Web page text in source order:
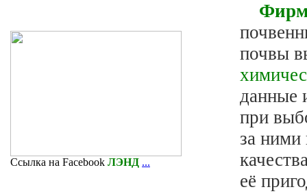
Ссылка на Facebook ЛЭНД ...
почвы
данные
при
за ними
её